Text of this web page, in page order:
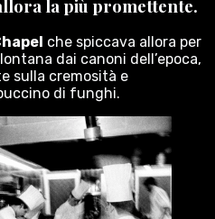
la più promettente.
che spiccava allora per
dai canoni dell’epoca,
sulla cremosità e
di funghi.